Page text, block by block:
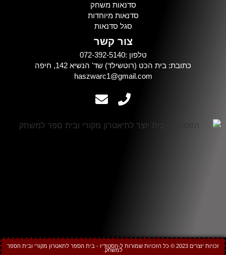
סדנאות משחק
סדנאות מיוחדות
סגל סדנאות
צור קשר
טלפון :072-392-5140
כתובת: בית הכט (רוטשילד) שד' הנשיא 142, חיפה
haszwarc1@gmail.com
זכויות יוצרים 2023 © כל הזכויות שמורות ל-הסטודיו - בית הספר לתאטרון מקורי ובית הספר
למשחק.